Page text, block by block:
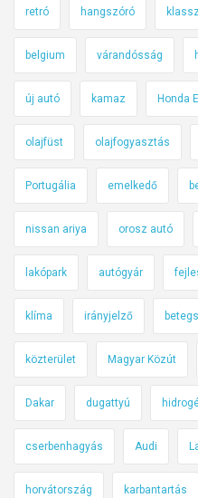
retró hangszóró
belgium várandósság
új autó kamaz Honda
olajfüst olajfogyasztás
Portugália emelkedő
nissan ariya orosz autó
lakópark autógyár
klíma irányjelző
közterület Magyar Közút
Dakar dugattyú
cserbenhagyás Audi
horvátország karbantartás